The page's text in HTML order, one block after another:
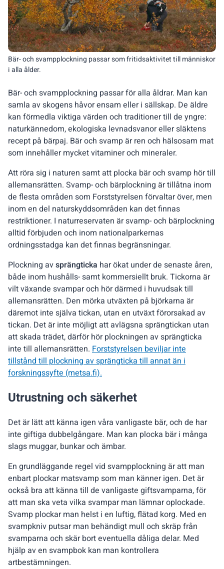
Bär- och svampplockning passar för alla åldrar. Man kan
samla av skogens håvor ensam eller i sällskap. De äldre
kan förmedla viktiga värden och traditioner till de yngre:
naturkännedom, ekologiska levnadsvanor eller släktens
recept på bärpaj. Bär och svamp är ren och hälsosam mat
som innehåller mycket vitaminer och mineraler.
Att röra sig i naturen samt att plocka bär och svamp hör till
allemansrätten. Svamp- och bärplockning är tillåtna inom
de flesta områden som Forststyrelsen förvaltar över, men
inom en del naturskyddsområden kan det finnas
restriktioner. I naturreservaten är svamp- och bärplockning
alltid förbjuden och inom nationalparkernas
ordningsstadga kan det finnas begränsningar.
Plockning avsprängticka har ökat under de senaste åren,
både inom hushålls- samt kommersiellt bruk. Tickorna är
vilt växande svampar och hör därmed i huvudsak till
allemansrätten. Den mörka utväxten på björkarna är
däremot inte själva tickan, utan en utväxt förorsakad av
tickan. Det är inte möjligt att avlägsna sprängtickan utan
att skada trädet, därför hör plockningen av sprängticka
inte till allemansrätten. Forststyrelsen beviljar inte
tillstånd till plockning av sprängticka till annat än i
forskningssyfte (metsa.fi).
Bär- och svampplockning passar som fritidsaktivitet till människor
i alla ålder.
Utrustning och säkerhet
Det är lätt att känna igen våra vanligaste bär, och de har
inte giftiga dubbelgångare. Man kan plocka bär i många
slags muggar, bunkar och ämbar.
En grundläggande regel vid svampplockning är att man
enbart plockar matsvamp som man känner igen. Det är
också bra att känna till de vanligaste giftsvamparna, för
att man ska veta vilka svampar man lämnar oplockade.
Svamp plockar man helst i en luftig, flätad korg. Med en
svampkniv putsar man behändigt mull och skräp från
svamparna och skär bort eventuella dåliga delar. Med
hjälp av en svampbok kan man kontrollera
artbestämningen.